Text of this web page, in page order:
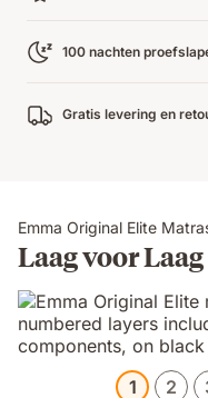
100 nachten
Gratis levering en
Emma Original Elite
Laag voor Laag
1 2